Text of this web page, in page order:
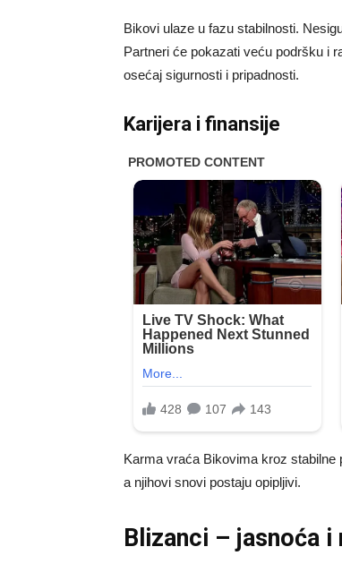
Bikovi ulaze u fazu stabilnosti.
Partneri će pokazati veću podršku i
osećaj sigurnosti i pripadnosti.
Karijera i finansije
Karma vraća Bikovima kroz stabilne
a njihovi snovi postaju opipljivi.
Blizanci – jasnoća i